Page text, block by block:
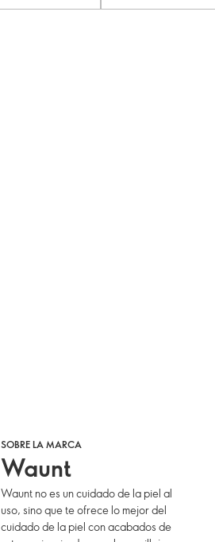
SOBRE LA MARCA
Waunt
Waunt no es un cuidado de la piel al
uso, sino que te ofrece lo mejor del
cuidado de la piel con acabados de